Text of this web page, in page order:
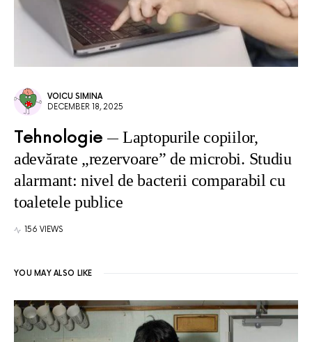
VOICU SIMINA
DECEMBER 18, 2025
Tehnologie
Laptopurile copiilor,
adevărate „rezervoare” de microbi. Studiu
alarmant: nivel de bacterii comparabil cu
toaletele publice
156 VIEWS
YOU MAY ALSO LIKE